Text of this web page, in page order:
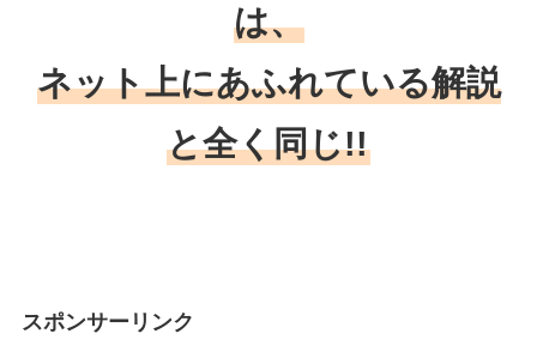
は、
ネット上にあふれている解説
と全く同じ!!
スポンサーリンク